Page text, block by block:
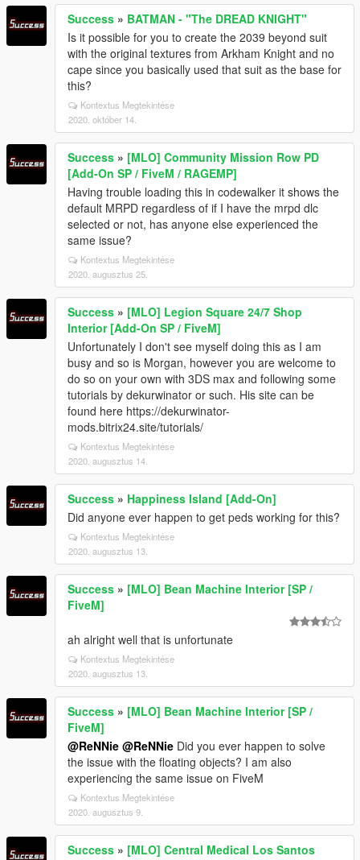
Success » BATMAN - "The DREAD KNIGHT"
Is it possible for you to create the 2039 beyond suit
with the original textures from Arkham Knight and no
cape since you basically used that suit as the base for
this?
Kontextus Megtekintése
2020. október 14.
Success » [MLO] Community Mission Row PD
[Add-On SP / FiveM / RAGEMP]
Having trouble loading this in codewalker it shows the
default MRPD regardless of if I have the mrpd dlc
selected or not, has anyone else experienced the
same issue?
Kontextus Megtekintése
2020. augusztus 25.
Success » [MLO] Legion Square 24/7 Shop
Interior [Add-On SP / FiveM]
Unfortunately I don't see myself doing this as I am
busy and so is Morgan, however you are welcome to
do so on your own with 3DS max and following some
tutorials by dekurwinator or such. His site can be
found here https://dekurwinator-
mods.bitrix24.site/tutorials/
Kontextus Megtekintése
2020. augusztus 14.
Success » Happiness Island [Add-On]
Did anyone ever happen to get peds working for this?
Kontextus Megtekintése
2020. augusztus 13.
Success » [MLO] Bean Machine Interior [SP /
FiveM]
ah alright well that is unfortunate
Kontextus Megtekintése
2020. augusztus 13.
Success » [MLO] Bean Machine Interior [SP /
FiveM]
@ReNNie @ReNNie Did you ever happen to solve
the issue with the floating objects? I am also
experiencing the same issue on FiveM
Kontextus Megtekintése
2020. augusztus 9.
Success » [MLO] Central Medical Los Santos